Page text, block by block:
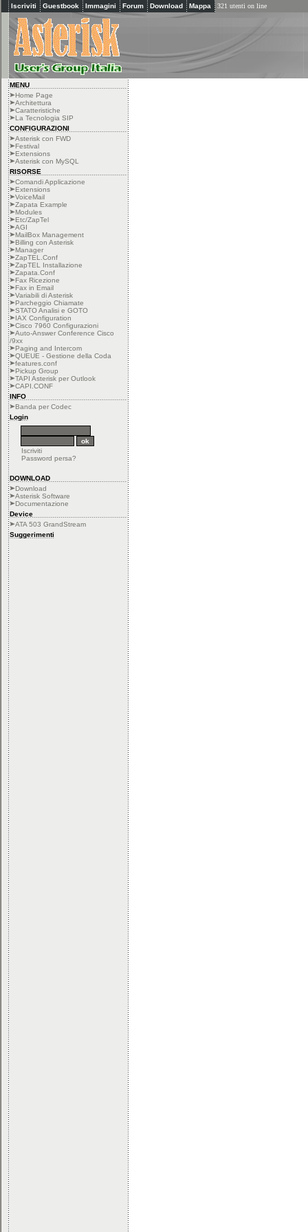
Iscriviti Guestbook Immagini Forum Download Mappa 321 utenti on line
MENU
Home Page
Architettura
Caratteristiche
La Tecnologia SIP
CONFIGURAZIONI
Asterisk con FWD
Festival
Extensions
Asterisk con MySQL
RISORSE
Comandi Applicazione
Extensions
VoiceMail
Zapata Example
Modules
Etc/ZapTel
AGI
MailBox Management
Billing con Asterisk
Manager
ZapTEL.Conf
ZapTEL Installazione
Zapata.Conf
Fax Ricezione
Fax in Email
Variabili di Asterisk
Parcheggio Chiamate
STATO Analisi e GOTO
IAX Configuration
Cisco 7960 Configurazioni
Auto-Answer Conference Cisco
/9xx
Paging and Intercom
QUEUE - Gestione della Coda
features.conf
Pickup Group
TAPI Asterisk per Outlook
CAPI.CONF
INFO
Banda per Codec
Login
Iscriviti
Password persa?
DOWNLOAD
Download
Asterisk Software
Documentazione
Device
ATA 503 GrandStream
Suggerimenti